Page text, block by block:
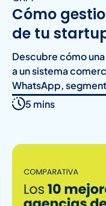
Cómo
de tu
Descubre cómo
a un sistema
WhatsApp,
5 mins